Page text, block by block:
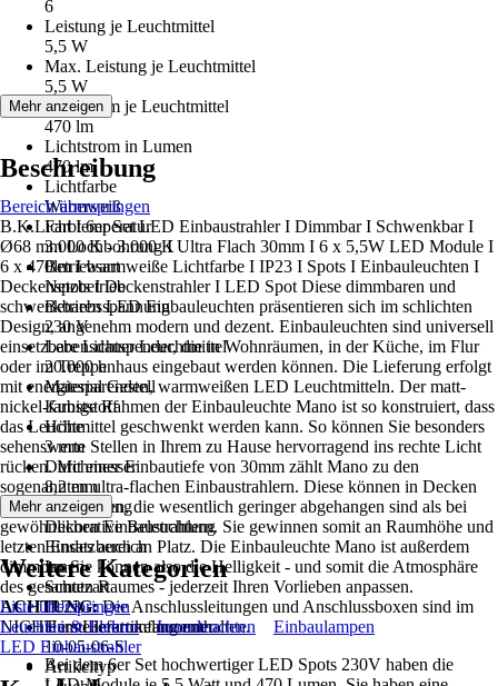
6
Leistung je Leuchtmittel
5,5 W
Max. Leistung je Leuchtmittel
5,5 W
Lichtstrom je Leuchtmittel
470 lm
Lichtstrom in Lumen
470 lm
Lichtfarbe
Warmweiß
Farbtemperatur
3.000 K - 3.000 K
Betriebsart
Netzbetrieb
Betriebsspannung
230 V
Lebensdauer Leuchtmittel
20.000 h
Material Gestell
Kunststoff
Höhe
3 mm
Durchmesser
8,2 mm
Anwendung
Dekorative Beleuchtung
Einsatzbereich
Innen
Schutzart
IP 23
Herstellerartikelnummer
10-05-06-S
Artikeltyp
Mehr anzeigen
Beschreibung
Bereich überspringen
B.K.Licht I 6er Set LED Einbaustrahler I Dimmbar I Schwenkbar I
Ø68 mm Lochbohrung I Ultra Flach 30mm I 6 x 5,5W LED Module I
6 x 470lm I warmweiße Lichtfarbe I IP23 I Spots I Einbauleuchten I
Deckenspots I Deckenstrahler I LED Spot Diese dimmbaren und
schwenkbaren LED Einbauleuchten präsentieren sich im schlichten
Design, angenehm modern und dezent. Einbauleuchten sind universell
einsetzbare Lichtspender, die in Wohnräumen, in der Küche, im Flur
oder im Treppenhaus eingebaut werden können. Die Lieferung erfolgt
mit energiesparenden, warmweißen LED Leuchtmitteln. Der matt-
nickel-farbige Rahmen der Einbauleuchte Mano ist so konstruiert, dass
das Leuchtmittel geschwenkt werden kann. So können Sie besonders
sehenswerte Stellen in Ihrem zu Hause hervorragend ins rechte Licht
rücken. Mit einer Einbautiefe von 30mm zählt Mano zu den
sogenannten ultra-flachen Einbaustrahlern. Diese können in Decken
eingebaut werden, die wesentlich geringer abgehangen sind als bei
gewöhnlichen Einbaustrahlern. Sie gewinnen somit an Raumhöhe und
letzten Endes auch an Platz. Die Einbauleuchte Mano ist außerdem
dimmbar. Sie können also die Helligkeit - und somit die Atmosphäre
des gesamten Raumes - jederzeit Ihren Vorlieben anpassen.
ACHTUNG:Die Anschlussleitungen und Anschlussboxen sind im
NICHT im Lieferumfang enthalten.
Bei dem 6er Set hochwertiger LED Spots 230V haben die
Mehr anzeigen
Weitere Kategorien
Liste überspringen
Leuchten & Elektro
Innenleuchten
Einbaulampen
LED Einbaustrahler